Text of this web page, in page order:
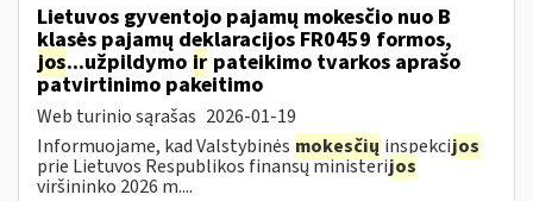
Lietuvos gyventojo pajamų mokesčio nuo B
klasės pajamų deklaracijos FR0459 formos,
jos...užpildymo ir pateikimo tvarkos aprašo
patvirtinimo pakeitimo
Web turinio sąrašas 2026-01-19
Informuojame, kad Valstybinės mokesčių inspekcijos
prie Lietuvos Respublikos finansų ministerijos
viršininko 2026 m....